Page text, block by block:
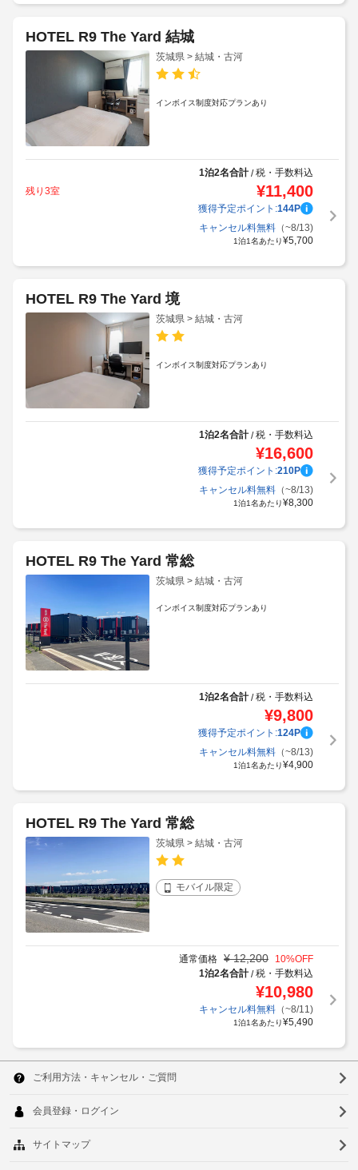
HOTEL R9 The Yard 結城
茨城県 > 結城・古河
インボイス制度対応プランあり
1泊2名合計/税・手数料込
残り3室
¥11,400
獲得予定ポイント:144P
キャンセル料無料（~8/13)
1泊1名あたり¥5,700
HOTEL R9 The Yard 境
茨城県 > 結城・古河
インボイス制度対応プランあり
1泊2名合計/税・手数料込
¥16,600
獲得予定ポイント:210P
キャンセル料無料（~8/13)
1泊1名あたり¥8,300
HOTEL R9 The Yard 常総
茨城県 > 結城・古河
インボイス制度対応プランあり
1泊2名合計/税・手数料込
¥9,800
獲得予定ポイント:124P
キャンセル料無料（~8/13)
1泊1名あたり¥4,900
HOTEL R9 The Yard 常総
茨城県 > 結城・古河
モバイル限定
通常価格 ¥ 12,200 10%OFF
1泊2名合計/税・手数料込
¥10,980
キャンセル料無料（~8/11)
1泊1名あたり¥5,490